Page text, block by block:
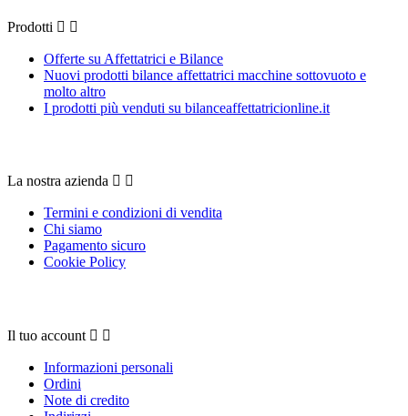
Prodotti  
Offerte su Affettatrici e Bilance
Nuovi prodotti bilance affettatrici macchine sottovuoto e
molto altro
I prodotti più venduti su bilanceaffettatricionline.it
La nostra azienda  
Termini e condizioni di vendita
Chi siamo
Pagamento sicuro
Cookie Policy
Il tuo account  
Informazioni personali
Ordini
Note di credito